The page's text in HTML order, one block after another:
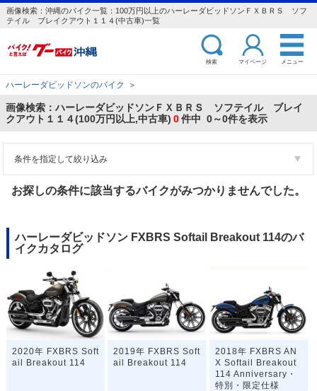
画像検索：沖縄のバイク一覧：100万円以上のハーレーダビッドソンＦＸＢＲＳ ソフ
テイル ブレイクアウト１１４(中古車)一覧
検索 マイページ メニュー
ハーレーダビッドソンのバイク ＞
画像検索：ハーレーダビッドソンＦＸＢＲＳ ソフテイル ブレイ
クアウト１１４(100万円以上,中古車) 0件中 0～0件を表示
条件を指定して絞り込み
お探しの条件に該当するバイクがみつかりませんでした。
ハーレーダビッドソン FXBRS Softail Breakout 114のバ
イクカタログ
2020年 FXBRS Soft
ail Breakout 114
2019年 FXBRS Soft
ail Breakout 114
2018年 FXBRS AN
X Softail Breakout
114 Anniversary・
特別・限定仕様